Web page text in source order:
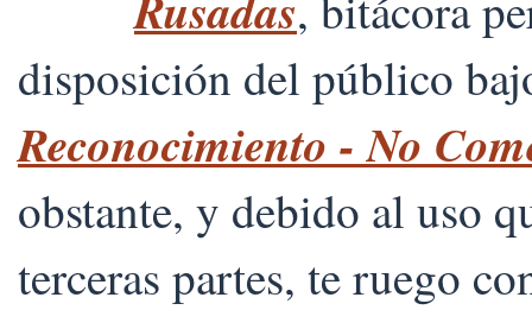
disposición del público
Reconocimiento - No
obstante, y debido al uso
terceras partes, te ruego